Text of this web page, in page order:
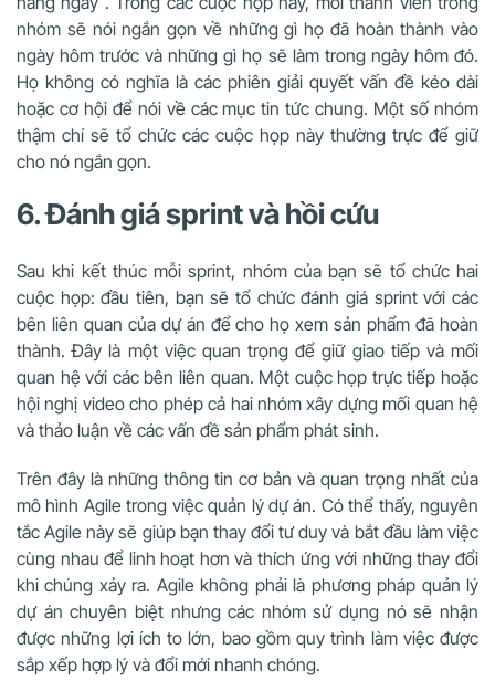
nhóm sẽ nói ngắn gọn về những gì họ đã hoàn thành vào
ngày hôm trước và những gì họ sẽ làm trong ngày hôm đó.
Họ không có nghĩa là các phiên giải quyết vấn đề kéo dài
hoặc cơ hội để nói về các mục tin tức chung. Một số nhóm
thậm chí sẽ tổ chức các cuộc họp này thường trực để giữ
cho nó ngắn gọn.
6. Đánh giá sprint và hồi cứu
Sau khi kết thúc mỗi sprint, nhóm của bạn sẽ tổ chức hai
cuộc họp: đầu tiên, bạn sẽ tổ chức đánh giá sprint với các
bên liên quan của dự án để cho họ xem sản phẩm đã hoàn
thành. Đây là một việc quan trọng để giữ giao tiếp và mối
quan hệ với các bên liên quan. Một cuộc họp trực tiếp hoặc
hội nghị video cho phép cả hai nhóm xây dựng mối quan hệ
và thảo luận về các vấn đề sản phẩm phát sinh.
Trên đây là những thông tin cơ bản và quan trọng nhất của
mô hình Agile trong việc quản lý dự án. Có thể thấy, nguyên
tắc Agile này sẽ giúp bạn thay đổi tư duy và bắt đầu làm việc
cùng nhau để linh hoạt hơn và thích ứng với những thay đổi
khi chúng xảy ra. Agile không phải là phương pháp quản lý
dự án chuyên biệt nhưng các nhóm sử dụng nó sẽ nhận
được những lợi ích to lớn, bao gồm quy trình làm việc được
sắp xếp hợp lý và đổi mới nhanh chóng.